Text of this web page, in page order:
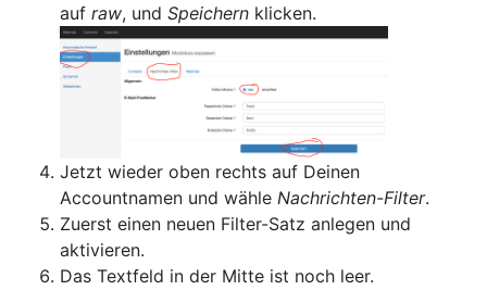
auf raw, und Speichern klicken.
Jetzt wieder oben rechts auf Deinen
Accountnamen und wähle Nachrichten-Filter.
Zuerst einen neuen Filter-Satz anlegen und
aktivieren.
Das Textfeld in der Mitte ist noch leer.